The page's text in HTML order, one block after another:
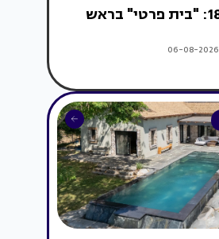
וילה בקומה ה-18: "בית פרטי" בראש
06-08-2026